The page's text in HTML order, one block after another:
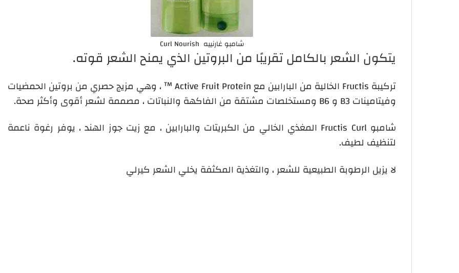
شامبو غارنييه Curl Nourish
يتكون الشعر بالكامل تقريبًا من البروتين الذي يمنح الشعر قوته.
تركيبة Fructis الخالية من البارابين مع Active Fruit Protein ™ ، وهي مزيج حصري من بروتين الحمضيات
وفيتامينات B3 و B6 ومستخلصات مشتقة من الفاكهة والنباتات ، مصممة لشعر أقوى وأكثر صحة.
شامبو Fructis Curl المغذي الخالي من الكبريتات والبارابين ، مع زيت جوز الهند ، يوفر رغوة ناعمة
لتنظيف لطيف.
لا يزيل الرطوبة الطبيعية للشعر ، والتغذية المكثفة يخلي الشعر كيرلي